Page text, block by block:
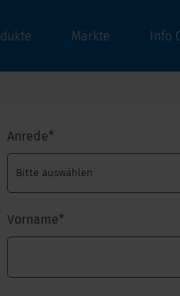
Märkte Info
Anrede*
Vorname*